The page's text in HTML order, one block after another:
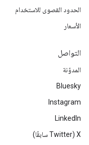
الحدود القصوى للاستخدام
الأسعار
التواصل
المدوّنة
Bluesky
Instagram
LinkedIn
‫X ‏(Twitter سابقًا)